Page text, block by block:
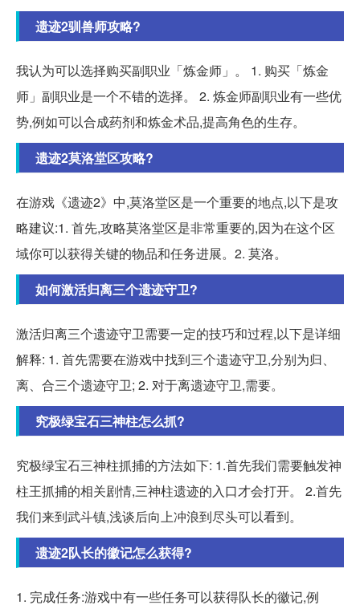
遗迹2驯兽师攻略?
我认为可以选择购买副职业「炼金师」。 1. 购买「炼金
师」副职业是一个不错的选择。 2. 炼金师副职业有一些优
势,例如可以合成药剂和炼金术品,提高角色的生存。
遗迹2莫洛堂区攻略?
在游戏《遗迹2》中,莫洛堂区是一个重要的地点,以下是攻
略建议:1. 首先,攻略莫洛堂区是非常重要的,因为在这个区
域你可以获得关键的物品和任务进展。2. 莫洛。
如何激活归离三个遗迹守卫?
激活归离三个遗迹守卫需要一定的技巧和过程,以下是详细
解释: 1. 首先需要在游戏中找到三个遗迹守卫,分别为归、
离、合三个遗迹守卫; 2. 对于离遗迹守卫,需要。
究极绿宝石三神柱怎么抓?
究极绿宝石三神柱抓捕的方法如下: 1.首先我们需要触发神
柱王抓捕的相关剧情,三神柱遗迹的入口才会打开。 2.首先
我们来到武斗镇,浅谈后向上冲浪到尽头可以看到。
遗迹2队长的徽记怎么获得?
1. 完成任务:游戏中有一些任务可以获得队长的徽记,例